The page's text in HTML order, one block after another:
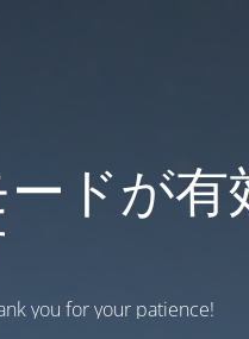
ドが有
you for your patience!